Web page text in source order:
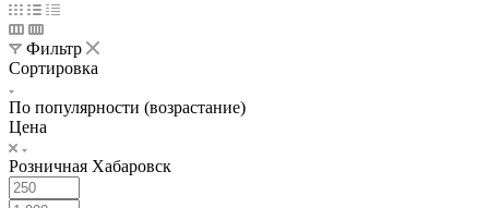
Фильтр
Сортировка
По популярности (возрастание)
Цена
Розничная Хабаровск